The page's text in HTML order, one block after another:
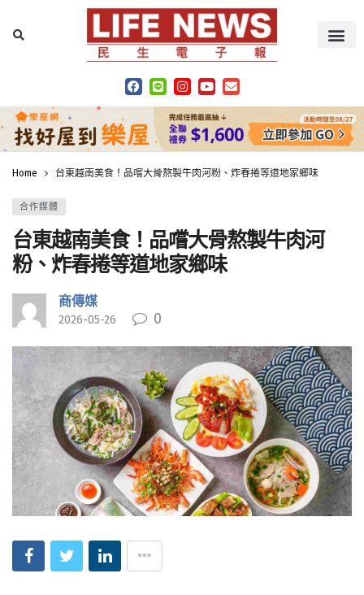
Home 台東越南美食！品嚐大骨熬製牛肉河粉、炸春捲等道地家鄉味
合作媒體
台東越南美食！品嚐大骨熬製牛肉河
粉、炸春捲等道地家鄉味
商傳媒
2026-05-26 0